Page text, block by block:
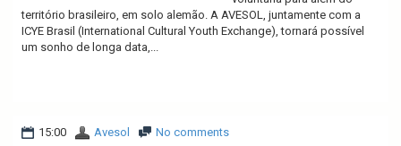
território brasileiro, em solo alemão. A AVESOL, juntamente com a
ICYE Brasil (International Cultural Youth Exchange), tornará possível
um sonho de longa data,...
15:00 Avesol No comments